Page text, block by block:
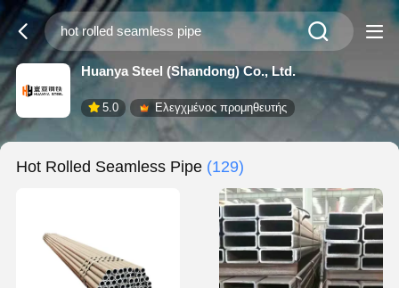
Huanya Steel (Shandong) Co., Ltd.
5.0 Ελεγχμένος προμηθευτής
Hot Rolled Seamless Pipe (129)